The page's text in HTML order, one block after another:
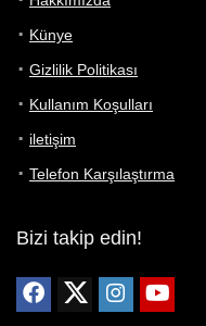
Künye
Gizlilik Politikası
Kullanım Koşulları
iletişim
Telefon Karşılaştırma
Bizi takip edin!